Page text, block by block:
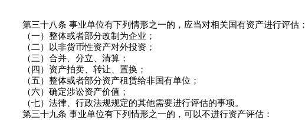
第三十八条 事业单位有下列情形之一的，应当对相关国有资产进行评估：
（一）整体或者部分改制为企业；
（二）以非货币性资产对外投资；
（三）合并、分立、清算；
（四）资产拍卖、转让、置换；
（五）整体或者部分资产租赁给非国有单位；
（六）确定涉讼资产价值；
（七）法律、行政法规规定的其他需要进行评估的事项。
第三十九条 事业单位有下列情形之一的，可以不进行资产评估：